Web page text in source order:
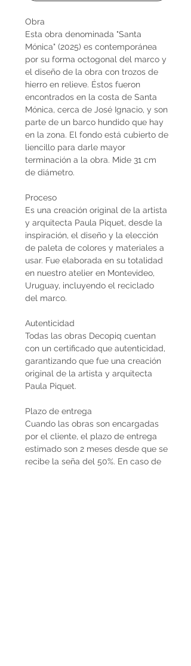
Obra
Esta obra denominada "Santa
Mónica" (2025) es contemporánea
por su forma octogonal del marco y
el diseño de la obra con trozos de
hierro en relieve. Éstos fueron
encontrados en la costa de Santa
Mónica, cerca de José Ignacio, y son
parte de un barco hundido que hay
en la zona. El fondo está cubierto de
liencillo para darle mayor
terminación a la obra. Mide 31 cm
de diámetro.
Proceso
Es una creación original de la artista
y arquitecta Paula Piquet, desde la
inspiración, el diseño y la elección
de paleta de colores y materiales a
usar. Fue elaborada en su totalidad
en nuestro atelier en Montevideo,
Uruguay, incluyendo el reciclado
del marco.
Autenticidad
Todas las obras Decopiq cuentan
con un certificado que autenticidad,
garantizando que fue una creación
original de la artista y arquitecta
Paula Piquet.
Plazo de entrega
Cuando las obras son encargadas
por el cliente, el plazo de entrega
estimado son 2 meses desde que se
recibe la seña del 50%. En caso de